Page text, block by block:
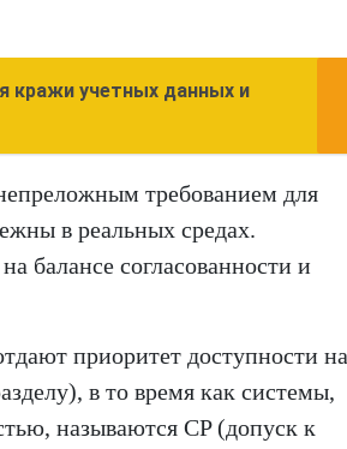
кражи учетных данных и
требованием для
в реальных средах.
балансе согласованности и
приоритет доступности
в то время как системы,
называются CP (допуск к